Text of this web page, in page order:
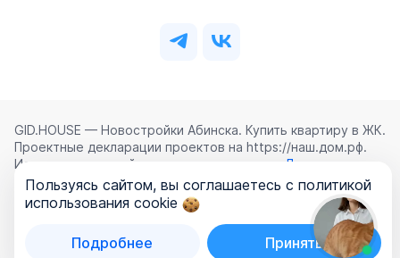
GID.HOUSE — Новостройки Абинска. Купить квартиру в ЖК.
Проектные декларации проектов на https://наш.дом.рф.
Использование сайта означает согласие с
Лицензионным
соглашением
,Политикой конфиденциальностии
Политикой обработки персональных данных
ООО «ГИД.ХАУЗ»
Пользуясь сайтом, вы соглашаетесь с политикой
использования cookie
Подробнее Принять